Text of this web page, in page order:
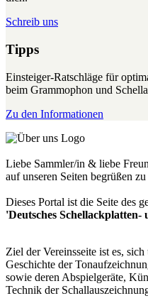
Schreib uns
Tipps
Einsteiger-Ratschläge für
beim Grammophon und
Zu den Informationen
Liebe Sammler/in & liebe
auf unseren Seiten begrüßen
Dieses Portal ist die Seite des
'Deutsches
Ziel der Vereinsseite ist es,
Geschichte der
sowie deren Abspielgeräte,
Technik der